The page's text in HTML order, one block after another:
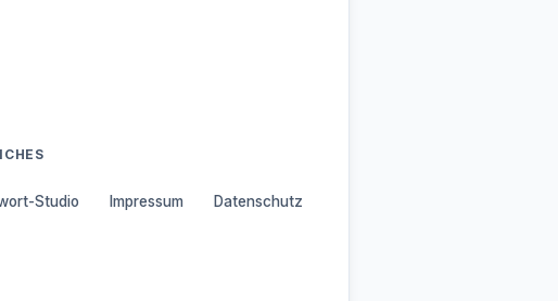
Studio Impressum Datenschutz